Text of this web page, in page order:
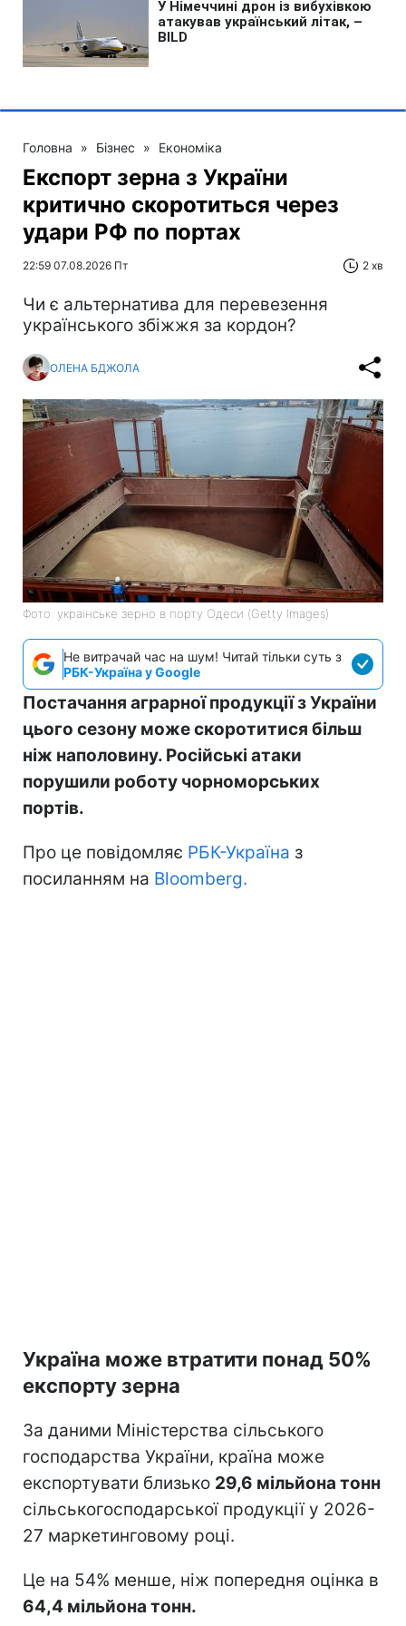
Головна » Бізнес » Економіка
Експорт зерна з України
критично скоротиться через
удари РФ по портах
22:59 07.08.2026 Пт 2 хв
Чи є альтернатива для перевезення
українського збіжжя за кордон?
ОЛЕНА БДЖОЛА
Фото: українське зерно в порту Одеси (Getty Images)
Не витрачай час на шум! Читай тільки суть з
РБК-Україна у Google
Постачання аграрної продукції з України
цього сезону може скоротитися більш
ніж наполовину. Російські атаки
порушили роботу чорноморських
портів.
Про це повідомляє РБК-Україна з
посиланням на Bloomberg.
Україна може втратити понад 50%
експорту зерна
За даними Міністерства сільського
господарства України, країна може
експортувати близько 29,6 мільйона тонн
сільськогосподарської продукції у 2026-
27 маркетинговому році.
Це на 54% менше, ніж попередня оцінка в
64,4 мільйона тонн.